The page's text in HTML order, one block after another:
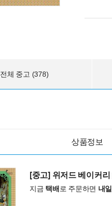
전체 중고 (378)
상품정보
[중고] 위저드 베이커리
지금 택배로 주문하면 내일